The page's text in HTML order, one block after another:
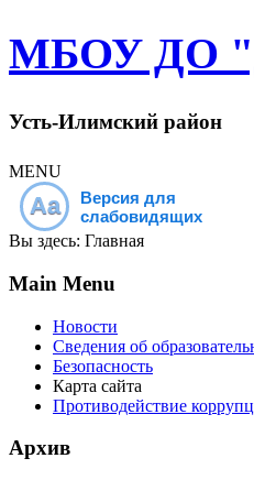
МБОУ ДО
Усть-Илимский район
MENU
Aa
Версия для
слабовидящих
Вы здесь: Главная
Main Menu
Новости
Сведения об
Безопасность
Карта сайта
Противодействие
Архив